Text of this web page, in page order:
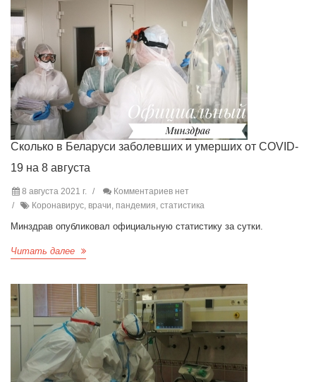
Сколько в Беларуси заболевших и умерших от COVID-
19 на 8 августа
8 августа 2021 г.
Комментариев нет
Коронавирус, врачи, пандемия, статистика
Минздрав опубликовал официальную статистику за сутки.
Читать далее